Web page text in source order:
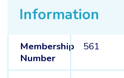
Information
Membership
Number
561